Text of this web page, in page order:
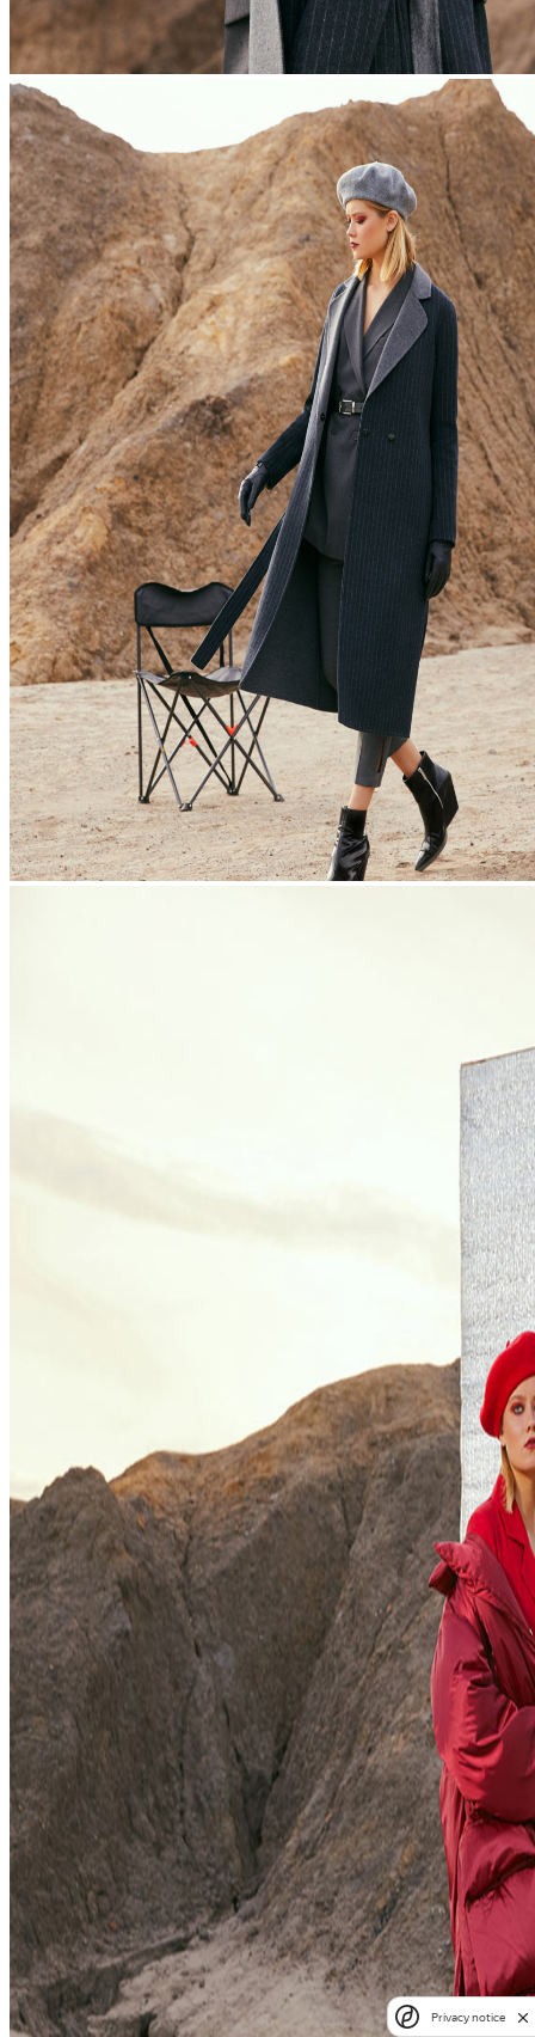
Privacy notice